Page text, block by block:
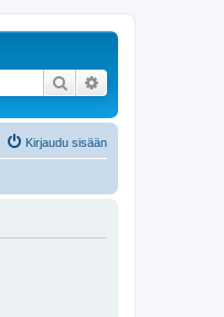
Etsi
Kirjaudu sisään